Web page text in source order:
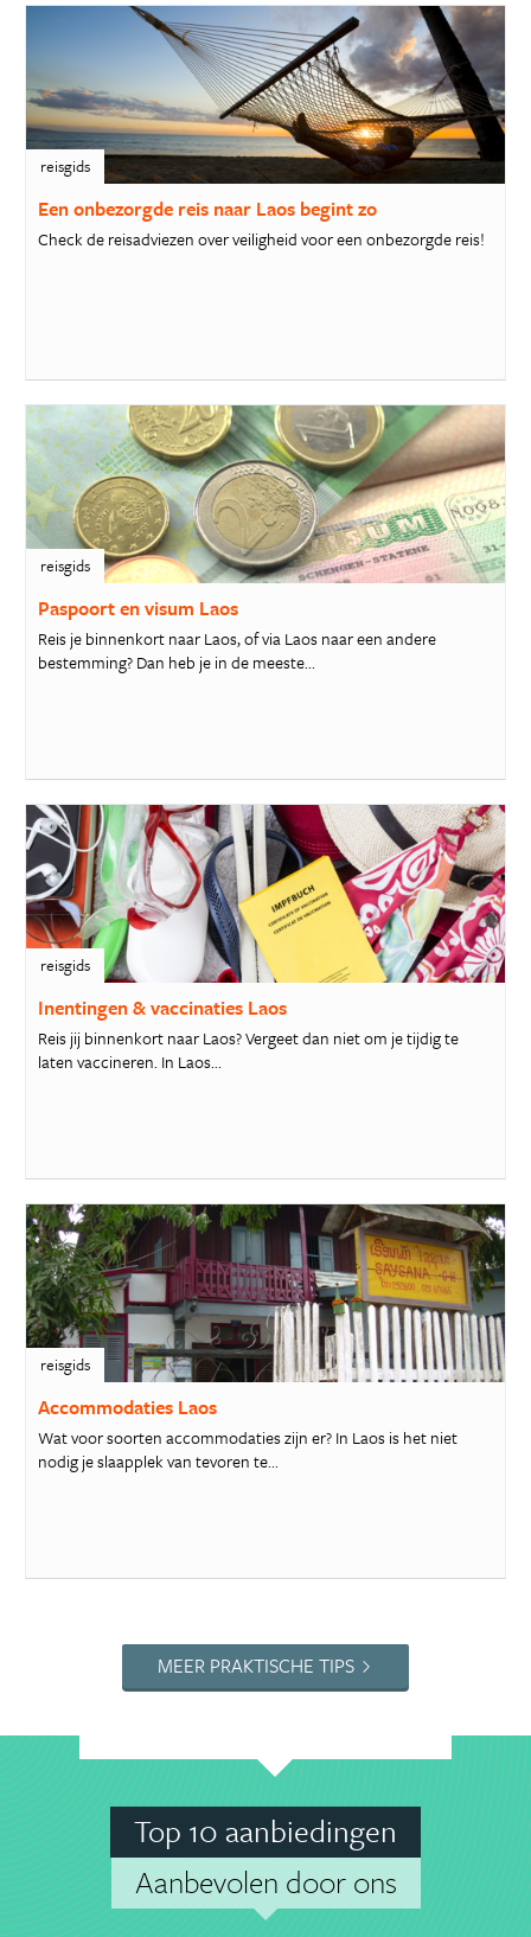
reisgids
Een onbezorgde reis naar Laos begint zo
Check de reisadviezen over veiligheid voor een onbezorgde reis!
reisgids
Paspoort en visum Laos
Reis je binnenkort naar Laos, of via Laos naar een andere
bestemming? Dan heb je in de meeste...
reisgids
Inentingen & vaccinaties Laos
Reis jij binnenkort naar Laos? Vergeet dan niet om je tijdig te
laten vaccineren. In Laos...
reisgids
Accommodaties Laos
Wat voor soorten accommodaties zijn er? In Laos is het niet
nodig je slaapplek van tevoren te...
MEER PRAKTISCHE TIPS
Top 10 aanbiedingen
Aanbevolen door ons